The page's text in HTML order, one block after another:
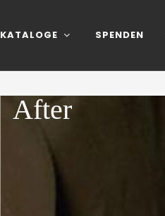
KATALOGE SPENDEN
After